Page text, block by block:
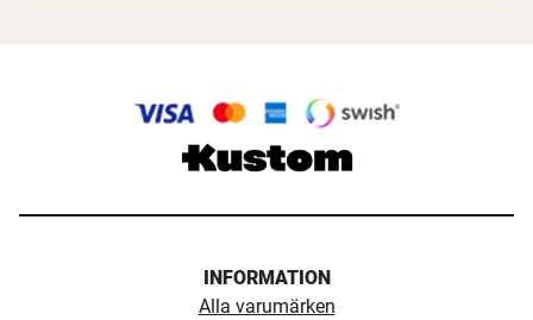
INFORMATION
Alla varumärken